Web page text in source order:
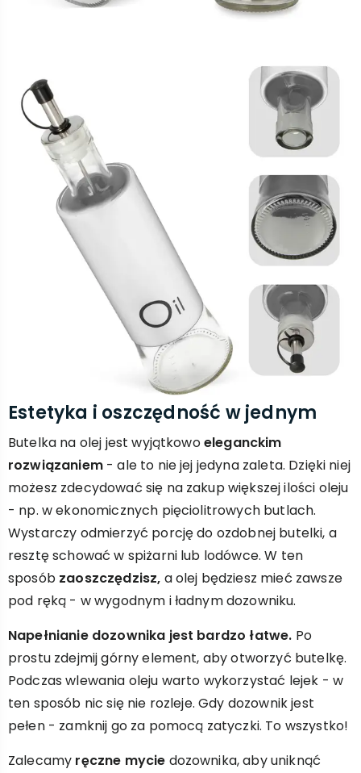
Estetyka i oszczędność w jednym
Butelka na olej jest wyjątkowoeleganckim
rozwiązaniem- ale to nie jej jedyna zaleta. Dzięki niej
możesz zdecydować się na zakup większej ilości oleju
- np. w ekonomicznych pięciolitrowych butlach.
Wystarczy odmierzyć porcję do ozdobnej butelki, a
resztę schować w spiżarni lub lodówce. W ten
sposób zaoszczędzisz, a olej będziesz mieć zawsze
pod ręką - w wygodnym i ładnym dozowniku.
Napełnianie dozownika jest bardzo łatwe. Po
prostu zdejmij górny element, aby otworzyć butelkę.
Podczas wlewania oleju warto wykorzystać lejek - w
ten sposób nic się nie rozleje. Gdy dozownik jest
pełen - zamknij go za pomocą zatyczki. To wszystko!
Zalecamy ręczne mycie dozownika, aby uniknąć